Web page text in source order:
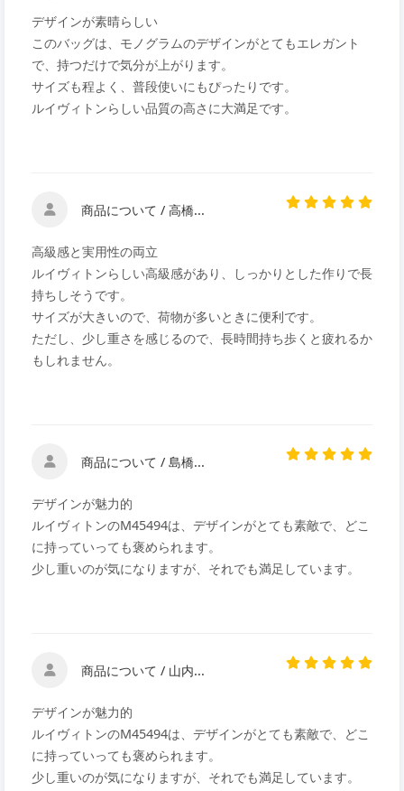
デザインが素晴らしい
このバッグは、モノグラムのデザインがとてもエレガント
で、持つだけで気分が上がります。
サイズも程よく、普段使いにもぴったりです。
ルイヴィトンらしい品質の高さに大満足です。
商品について / 高橋...
高級感と実用性の両立
ルイヴィトンらしい高級感があり、しっかりとした作りで長
持ちしそうです。
サイズが大きいので、荷物が多いときに便利です。
ただし、少し重さを感じるので、長時間持ち歩くと疲れるか
もしれません。
商品について / 島橋...
デザインが魅力的
ルイヴィトンのM45494は、デザインがとても素敵で、どこ
に持っていっても褒められます。
少し重いのが気になりますが、それでも満足しています。
商品について / 山内...
デザインが魅力的
ルイヴィトンのM45494は、デザインがとても素敵で、どこ
に持っていっても褒められます。
少し重いのが気になりますが、それでも満足しています。